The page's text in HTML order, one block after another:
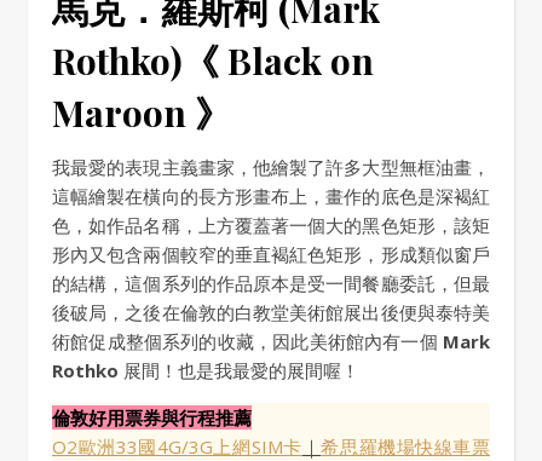
Rothko)《 Black on
Maroon 》
我最愛的表現主義畫家，他繪製了許多大型無框油畫，
這幅繪製在橫向的長方形畫布上，畫作的底色是深褐紅
色，如作品名稱，上方覆蓋著一個大的黑色矩形，該矩
形內又包含兩個較窄的垂直褐紅色矩形，形成類似窗戶
的結構，這個系列的作品原本是受一間餐廳委託，但最
後破局，之後在倫敦的白教堂美術館展出後便與泰特美
術館促成整個系列的收藏，因此美術館內有一個 Mark
Rothko 展間！也是我最愛的展間喔！
倫敦好用票券與行程推薦
O2歐洲33國4G/3G上網SIM卡 ｜希思羅機場快線車票